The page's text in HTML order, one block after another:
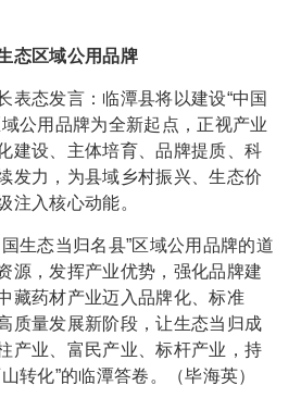
态区域公用品牌
态发言：临潭县将以建设“中国
公用品牌为全新起点，正视产业
建设、主体培育、品牌提质、科
发力，为县域乡村振兴、生态价
注入核心动能。
态当归名县”区域公用品牌的道
源，发挥产业优势，强化品牌建
藏药材产业迈入品牌化、标准
质量发展新阶段，让生态当归成
产业、富民产业、标杆产业，持
转化”的临潭答卷。（毕海英）